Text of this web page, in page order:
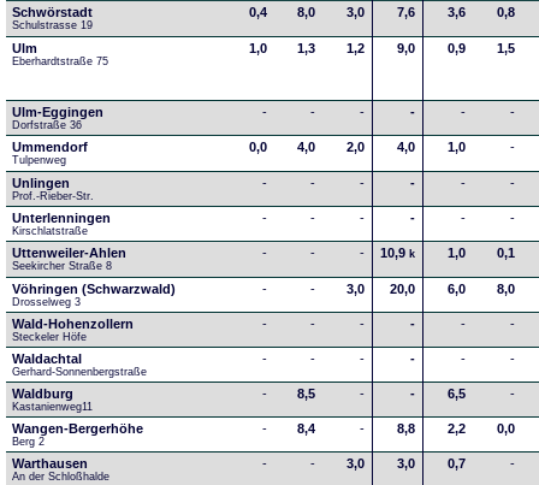
Schwörstadt
Schulstrasse 19
0,4 8,0 3,0 7,6 3,6 0,8
Ulm
Eberhardtstraße 75
1,0 1,3 1,2 9,0 0,9 1,5
Ulm-Eggingen
Dorfstraße 36
- - - - - -
Ummendorf
Tulpenweg
0,0 4,0 2,0 4,0 1,0 -
Unlingen
Prof.-Rieber-Str.
- - - - - -
Unterlenningen
Kirschlatstraße
- - - - - -
Uttenweiler-Ahlen
Seekircher Straße 8
- - - 10,9k 1,0 0,1
Vöhringen (Schwarzwald)
Drosselweg 3
- - 3,0 20,0 6,0 8,0
Wald-Hohenzollern
Steckeler Höfe
- - - - - -
Waldachtal
Gerhard-Sonnenbergstraße
- - - - - -
Waldburg
Kastanienweg11
- 8,5 - - 6,5 -
Wangen-Bergerhöhe
Berg 2
- 8,4 - 8,8 2,2 0,0
Warthausen
An der Schloßhalde
- - 3,0 3,0 0,7 -